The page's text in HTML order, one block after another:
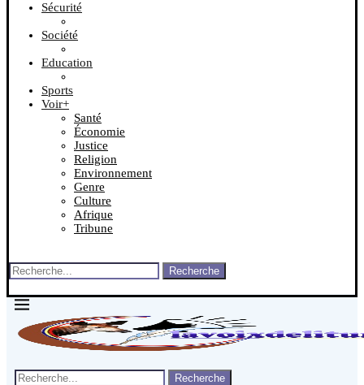
Sécurité
Société
Education
Sports
Voir+
Santé
Économie
Justice
Religion
Environnement
Genre
Culture
Afrique
Tribune
Recherche
Recherche